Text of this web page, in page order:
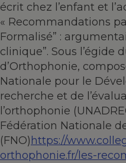
écrit chez l’enfant et
« Recommandations
Formalisé” :
clinique”. Sous l’égide
d’Orthophonie,
Nationale pour le
recherche et de
l’orthophonie
Fédération Nationale
(FNO) https://
orthophonie.fr/les-